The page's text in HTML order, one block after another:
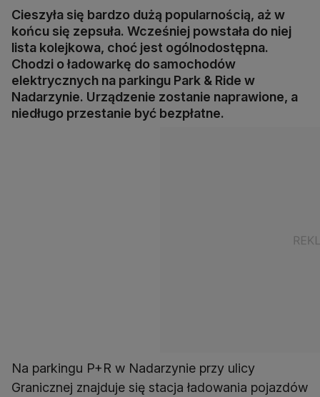
Cieszyła się bardzo dużą popularnością, aż w
końcu się zepsuła. Wcześniej powstała do niej
lista kolejkowa, choć jest ogólnodostępna.
Chodzi o ładowarkę do samochodów
elektrycznych na parkingu Park & Ride w
Nadarzynie. Urządzenie zostanie naprawione, a
niedługo przestanie być bezpłatne.
Na parkingu P+R w Nadarzynie przy ulicy
Granicznej znajduje się stacja ładowania pojazdów